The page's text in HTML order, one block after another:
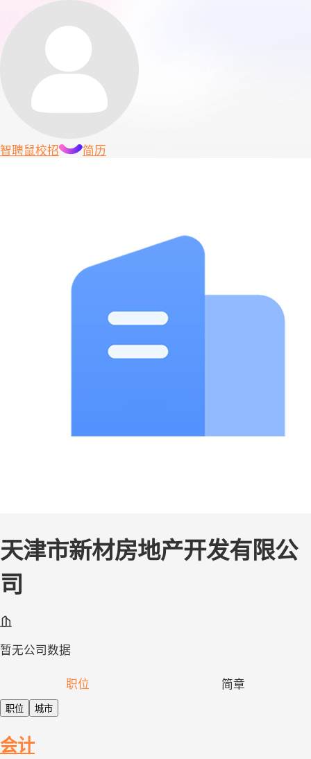
智聘鼠校招 简历
天津市新材房地产开发有限公
司
暂无公司数据
职位 简章
职位 城市
会计